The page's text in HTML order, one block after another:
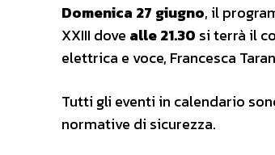
Domenica 27 giugno, il
XXIII dove alle 21.30 si terrà il
elettrica e voce, Francesca
Tutti gli eventi in calendario
normative di sicurezza.